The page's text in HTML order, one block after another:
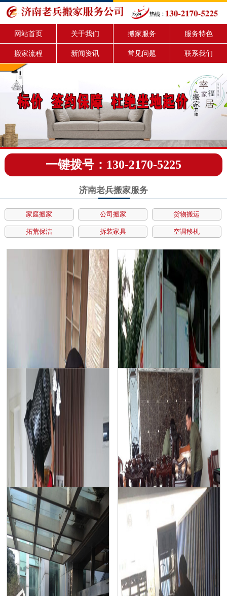
网站首页 关于我们 搬家服务 服务特色
搬家流程 新闻资讯 常见问题 联系我们
一键拨号：130-2170-5225
济南老兵搬家服务
家庭搬家 公司搬家 货物搬运
拓荒保洁 拆装家具 空调移机
家具拆装 长途搬家